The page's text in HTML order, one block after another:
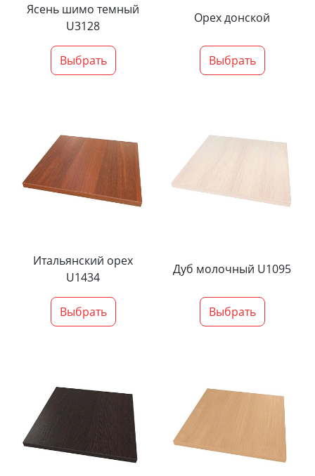
Ясень шимо темный
U3128
Выбрать
Орех донской
Выбрать
Итальянский орех
U1434
Выбрать
Дуб молочный U1095
Выбрать